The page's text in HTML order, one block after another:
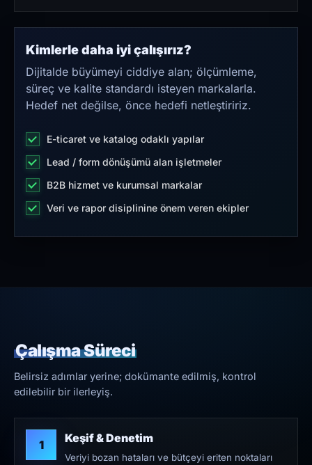
Kimlerle daha iyi çalışırız?
Dijitalde büyümeyi ciddiye alan; ölçümleme,
süreç ve kalite standardı isteyen markalarla.
Hedef net değilse, önce hedefi netleştiririz.
E-ticaret ve katalog odaklı yapılar
Lead / form dönüşümü alan işletmeler
B2B hizmet ve kurumsal markalar
Veri ve rapor disiplinine önem veren ekipler
Çalışma Süreci
Belirsiz adımlar yerine; dokümante edilmiş, kontrol
edilebilir bir ilerleyiş.
1 Keşif & Denetim
Veriyi bozan hataları ve bütçeyi eriten noktaları